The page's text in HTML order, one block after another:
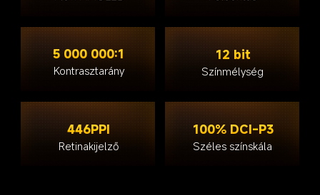
5 000 000:1
Kontrasztarány
12 bit
Színmélység
446PPI
Retinakijelző
100% DCI-P3
Széles színskála